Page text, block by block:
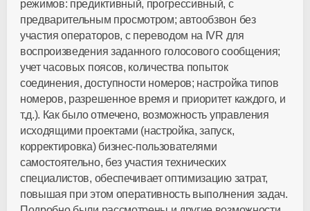
режимов: предиктивный, прогрессивный, с
предварительным просмотром; автообзвон без
участия операторов, с переводом на IVR для
воспроизведения заданного голосового сообщения;
учет часовых поясов, количества попыток
соединения, доступности номеров; настройка типов
номеров, разрешенное время и приоритет каждого, и
т.д.). Как было отмечено, возможность управления
исходящими проектами (настройка, запуск,
корректировка) бизнес-пользователями
самостоятельно, без участия технических
специалистов, обеспечивает оптимизацию затрат,
повышая при этом оперативность выполнения задач.